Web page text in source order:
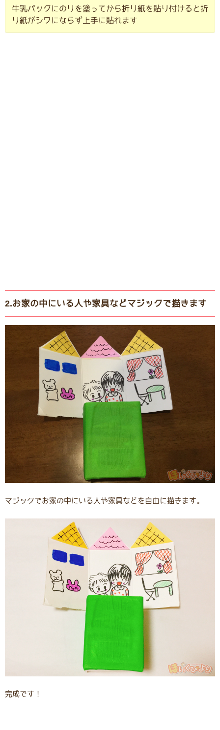
牛乳パックにのりを塗ってから折り紙を貼り付けると折
り紙がシワにならず上手に貼れます
2.お家の中にいる人や家具などマジックで描きます
マジックでお家の中にいる人や家具などを自由に描きます。
完成です！